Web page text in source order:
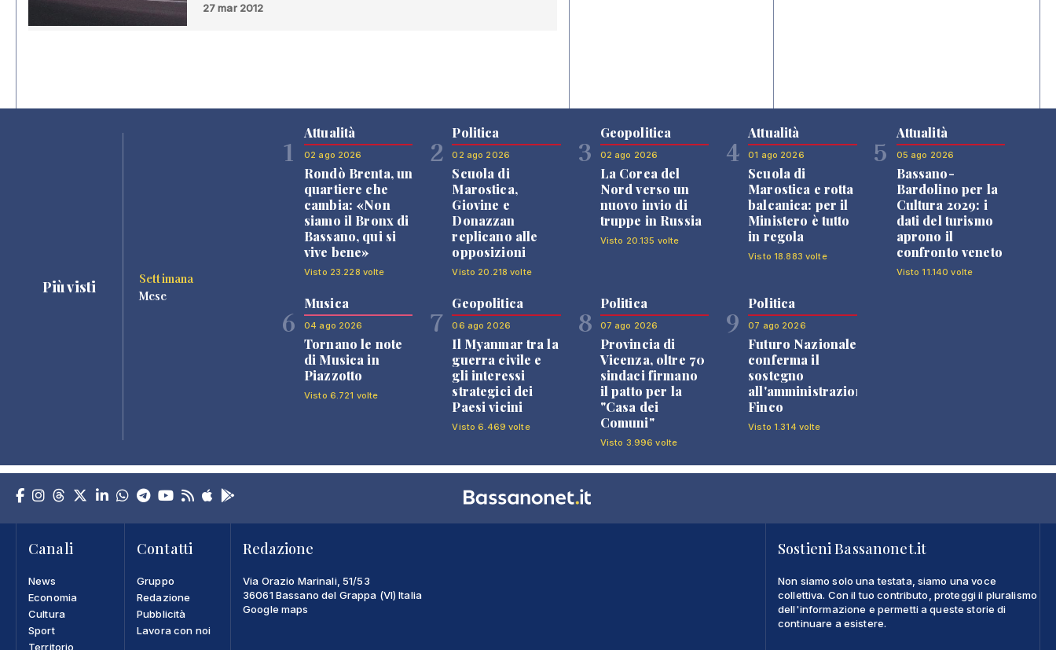
27 mar 2012
Più visti
Settimana
Mese
1
Attualità
02 ago 2026
Rondò Brenta, un
quartiere che
cambia: «Non
siamo il Bronx di
Bassano, qui si
vive bene»
Visto 23.228 volte
2
Politica
02 ago 2026
Scuola di
Marostica,
Giovine e
Donazzan
replicano alle
opposizioni
Visto 20.218 volte
3
Geopolitica
02 ago 2026
La Corea del
Nord verso un
nuovo invio di
truppe in Russia
Visto 20.135 volte
4
Attualità
01 ago 2026
Scuola di
Marostica e rotta
balcanica: per il
Ministero è tutto
in regola
Visto 18.883 volte
5
Attualità
05 ago 2026
Bassano-
Bardolino per la
Cultura 2029: i
dati del turismo
aprono il
confronto veneto
Visto 11.140 volte
6
Musica
04 ago 2026
Tornano le note
di Musica in
Piazzotto
Visto 6.721 volte
7
Geopolitica
06 ago 2026
Il Myanmar tra la
guerra civile e
gli interessi
strategici dei
Paesi vicini
Visto 6.469 volte
8
Politica
07 ago 2026
Provincia di
Vicenza, oltre 70
sindaci firmano
il patto per la
"Casa dei
Comuni"
Visto 3.996 volte
9
Politica
07 ago 2026
Futuro Nazionale
conferma il
sostegno
all'amministrazione
Finco
Visto 1.314 volte
Canali
News
Economia
Cultura
Sport
Territorio
Contatti
Gruppo
Redazione
Pubblicità
Lavora con noi
Redazione
Via Orazio Marinali, 51/53
36061 Bassano del Grappa (VI) Italia
Google maps
Sostieni Bassanonet.it
Non siamo solo una testata, siamo una voce
collettiva. Con il tuo contributo, proteggi il pluralismo
dell'informazione e permetti a queste storie di
continuare a esistere.